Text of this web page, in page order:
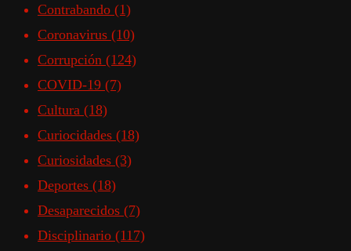
Contrabando (1)
Coronavirus (10)
Corrupción (124)
COVID-19 (7)
Cultura (18)
Curiocidades (18)
Curiosidades (3)
Deportes (18)
Desaparecidos (7)
Disciplinario (117)